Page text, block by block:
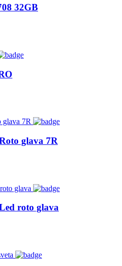
32GB
glava 7R
roto glava